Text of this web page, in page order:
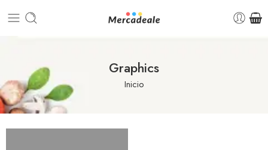
Graphics
Inicio